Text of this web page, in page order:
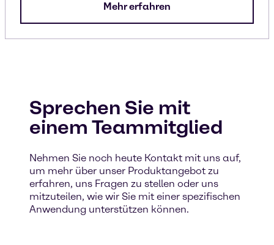
Mehr erfahren
Sprechen Sie mit
einem Teammitglied
Nehmen Sie noch heute Kontakt mit uns auf,
um mehr über unser Produktangebot zu
erfahren, uns Fragen zu stellen oder uns
mitzuteilen, wie wir Sie mit einer spezifischen
Anwendung unterstützen können.